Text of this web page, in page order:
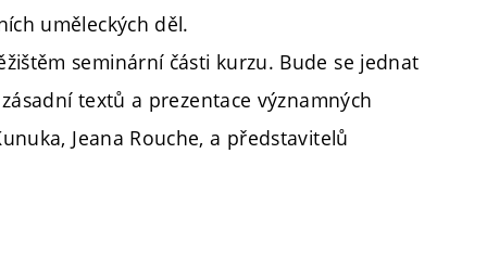
uměleckých děl.
seminární části kurzu. Bude se jednat
textů a prezentace významných
Jeana Rouche, a představitelů